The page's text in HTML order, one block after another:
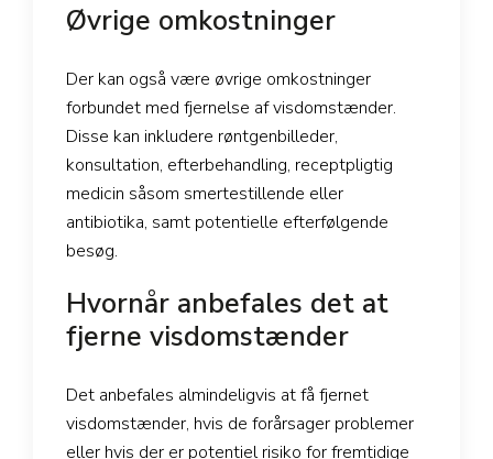
Øvrige omkostninger
Der kan også være øvrige omkostninger
forbundet med fjernelse af visdomstænder.
Disse kan inkludere røntgenbilleder,
konsultation, efterbehandling, receptpligtig
medicin såsom smertestillende eller
antibiotika, samt potentielle efterfølgende
besøg.
Hvornår anbefales det at
fjerne visdomstænder
Det anbefales almindeligvis at få fjernet
visdomstænder, hvis de forårsager problemer
eller hvis der er potentiel risiko for fremtidige